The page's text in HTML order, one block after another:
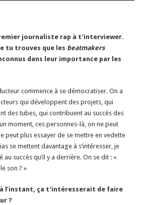
journaliste rap à t’interviewer.
tu trouves que les beatmakers
dans leur importance par les
commence à se démocratiser. On a
qui développent des projets, qui
des tubes, qui contribuent au succès des
moment, ces personnes-là, on ne peut
peut plus essayer de se mettre en vedette
se mettent davantage à s’intéresser, je
au succès qu’il y a derrière. On se dit : «
son ? »
l’instant, ça t’intéresserait de faire
?